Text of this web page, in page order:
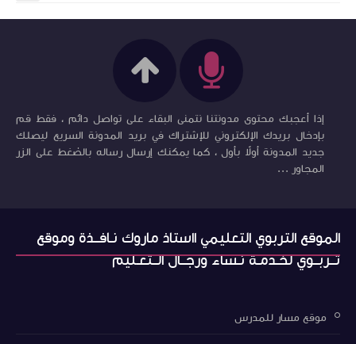
إذا أعجبك محتوى مدونتنا نتمنى البقاء على تواصل دائم ، فقط قم
بإدخال بريدك الإلكتروني للإشتراك في بريد المدونة السريع ليصلك
جديد المدونة أولاً بأول ، كما يمكنك إرسال رساله بالضغط على الزر
المجاور ...
الموقع التربوي التعليمي ااستاذ ماروك نـافــذة وموقع
تــربــوي لخـدمـة نـساء ورجــال الــتعـليم
موقع مسار للمدرس